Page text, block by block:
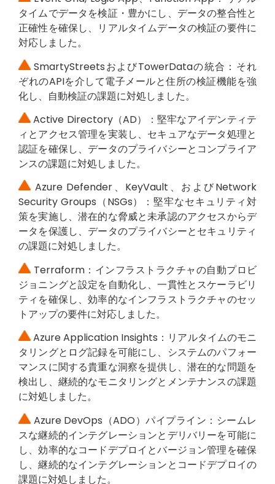
タイムでデータを検証・豊かにし、データの整合性と
正確性を確保し、リアルタイムデータの検証の要件に
対応しました。
SmartyStreetsおよびTowerDataの統合：それ
ぞれのAPIを介して電子メールと住所の検証機能を強
化し、自動検証の課題に対処しました。
Active Directory（AD）：堅牢なアイデンティテ
ィとアクセス管理を実装し、セキュアなデータ処理と
認証を確保し、データのプライバシーとコンプライア
ンスの課題に対処しました。
Azure Defender、KeyVault、およびNetwork
Security Groups（NSGs）：堅牢なセキュリティ対
策を実施し、潜在的な脅威と未承認のアクセスからデ
ータを保護し、データのプライバシーとセキュリティ
の課題に対処しました。
Terraform：インフラストラクチャの自動プロビ
ジョニングと設定を自動化し、一貫性とスケーラビリ
ティを確保し、効率的なインフラストラクチャのセッ
トアップの要件に対応しました。
Azure Application Insights：リアルタイムのモニ
タリングとログ記録を可能にし、システムのパフォー
マンスに関する貴重な洞察を提供し、潜在的な問題を
検出し、継続的なモニタリングとメンテナンスの課題
に対処しました。
Azure DevOps（ADO）パイプライン：シームレ
スな継続的インテグレーションとデリバリーを可能に
し、効率的なコードデプロイとバージョン管理を確保
し、継続的なインテグレーションとコードデプロイの
課題に対処しました。